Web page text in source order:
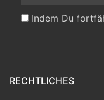
Indem Du
RECHTLICHES